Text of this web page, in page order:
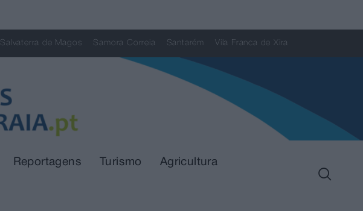
Salvaterra de Magos Samora Correia Santarém Vila Franca de Xira
Reportagens Turismo Agricultura